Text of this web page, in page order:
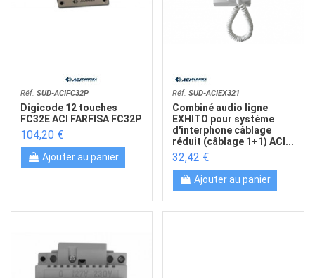
Réf.SUD-ACIFC32P
Digicode 12 touches
FC32E ACI FARFISA FC32P
104,20 €
Ajouter au panier
Réf.SUD-ACIEX321
Combiné audio ligne
EXHITO pour système
d'interphone câblage
réduit (câblage 1+1) ACI...
32,42 €
Ajouter au panier